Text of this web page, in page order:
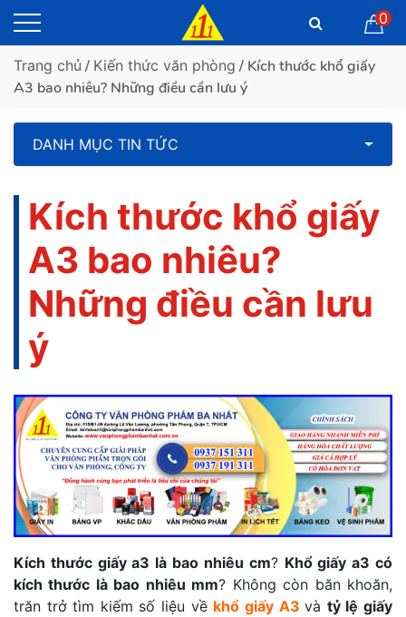
0
Trang chủ / Kiến thức văn phòng / Kích thước khổ giấy
A3 bao nhiêu? Những điều cần lưu ý
DANH MỤC TIN TỨC
Kích thước khổ giấy
A3 bao nhiêu?
Những điều cần lưu
ý
Kích thước giấy a3 là bao nhiêu cm? Khổ giấy a3 có
kích thước là bao nhiêu mm? Không còn băn khoăn,
trăn trở tìm kiếm số liệu về khổ giấy A3 và tỷ lệ giấy